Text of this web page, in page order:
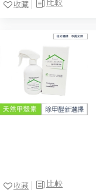
收藏
比較
收藏